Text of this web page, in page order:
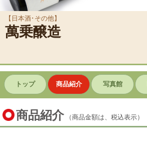
【日本酒･その他】
萬乗醸造
トップ 商品紹介 写真館
商品紹介 （商品金額は、税込表示）